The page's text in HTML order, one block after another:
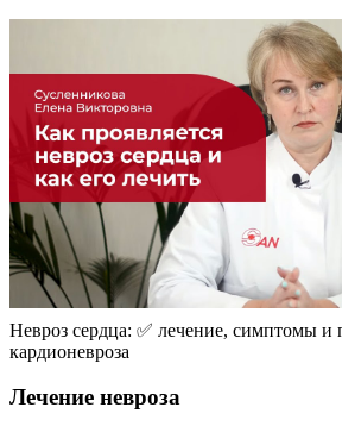
Невроз сердца: ✅ лечение, симптомы
кардионевроза
Лечение невроза